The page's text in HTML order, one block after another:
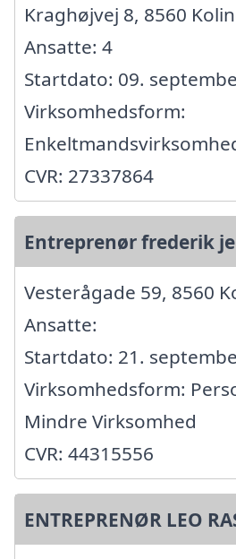
Kraghøjvej 8, 8560
Ansatte: 4
Startdato: 09.
Virksomhedsform:
CVR: 27337864
Entreprenør frederik
Vesterågade 59, 8560
Ansatte:
Startdato: 21.
Virksomhedsform:
Mindre Virksomhed
CVR: 44315556
ENTREPRENØR LEO